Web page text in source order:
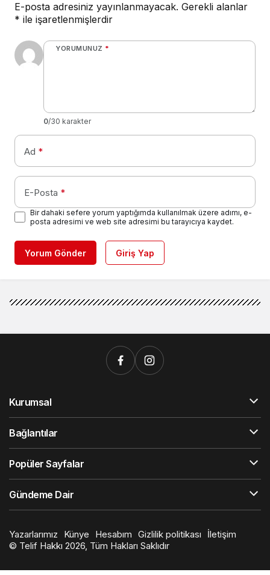
E-posta adresiniz yayınlanmayacak. Gerekli alanlar
* ile işaretlenmişlerdir
YORUMUNUZ *
0/30 karakter
Ad *
E-Posta *
Bir dahaki sefere yorum yaptığımda kullanılmak üzere adımı, e-
posta adresimi ve web site adresimi bu tarayıcıya kaydet.
Yorum Gönder Giriş Yap
Kurumsal
Bağlantılar
Popüler Sayfalar
Gündeme Dair
Yazarlarımız Künye Hesabım Gizlilik politikası
İletişim
© Telif Hakkı 2026, Tüm Hakları Saklıdır